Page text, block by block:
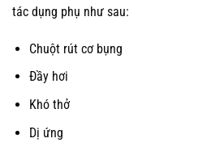
tác dụng phụ như sau:
Chuột rút cơ bụng
Đầy hơi
Khó thở
Dị ứng